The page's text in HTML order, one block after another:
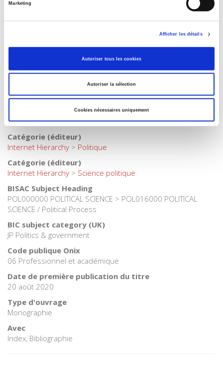
Marketing
Afficher les détails
Autoriser tous les cookies
Autoriser la sélection
Cookies nécessaires uniquement
Collection
Internet Hierarchy>Science politique>Partis politiques
Internet Hierarchy>Science politique>Politique française
Catégorie (éditeur)
Internet Hierarchy>Science politique>Vie politique
Catégorie (éditeur)
Internet Hierarchy > Politique
Catégorie (éditeur)
Internet Hierarchy > Science politique
BISAC Subject Heading
POL000000 POLITICAL SCIENCE > POL016000 POLITICAL
SCIENCE / Political Process
BIC subject category (UK)
JP Politics & government
Code publique Onix
06 Professionnel et académique
Date de première publication du titre
20 août 2020
Type d'ouvrage
Monographie
Avec
Index, Bibliographie